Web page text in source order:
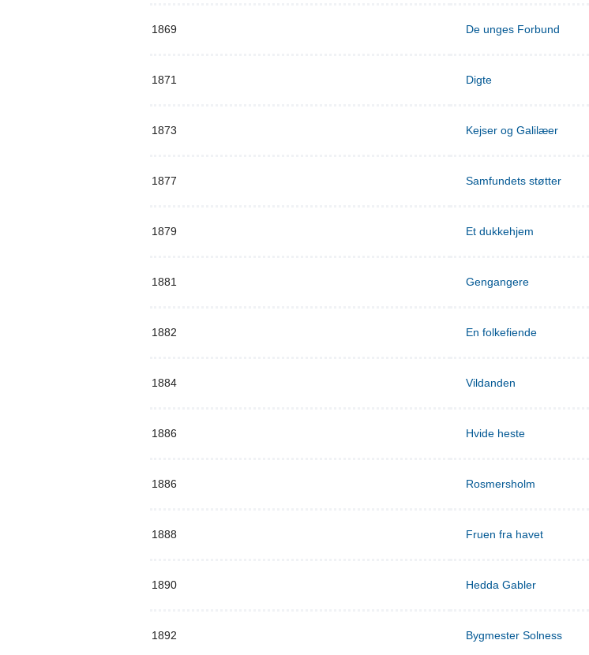
1869 De unges Forbund
1871 Digte
1873 Kejser og Galilæer
1877 Samfundets støtter
1879 Et dukkehjem
1881 Gengangere
1882 En folkefiende
1884 Vildanden
1886 Hvide heste
1886 Rosmersholm
1888 Fruen fra havet
1890 Hedda Gabler
1892 Bygmester Solness